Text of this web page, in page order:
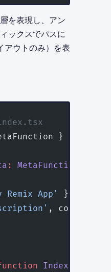
を表現し、アン
ックスでパスに
アウトのみ）を表
}
: MetaFunction
Remix App'
},
, content:
Index